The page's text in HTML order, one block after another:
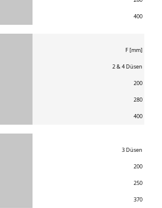
400
F [mm]
2 & 4 Düsen
200
280
400
3 Düsen
200
250
370